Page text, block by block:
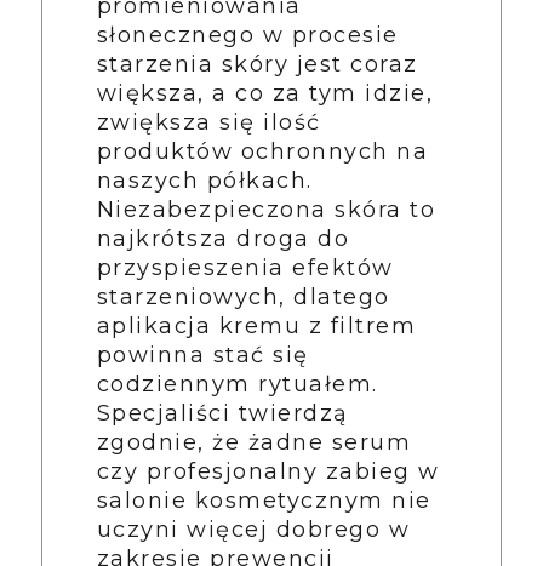
promieniowania
słonecznego w procesie
starzenia skóry jest coraz
większa, a co za tym idzie,
zwiększa się ilość
produktów ochronnych na
naszych półkach.
Niezabezpieczona skóra to
najkrótsza droga do
przyspieszenia efektów
starzeniowych, dlatego
aplikacja kremu z filtrem
powinna stać się
codziennym rytuałem.
Specjaliści twierdzą
zgodnie, że żadne serum
czy profesjonalny zabieg w
salonie kosmetycznym nie
uczyni więcej dobrego w
zakresie prewencji